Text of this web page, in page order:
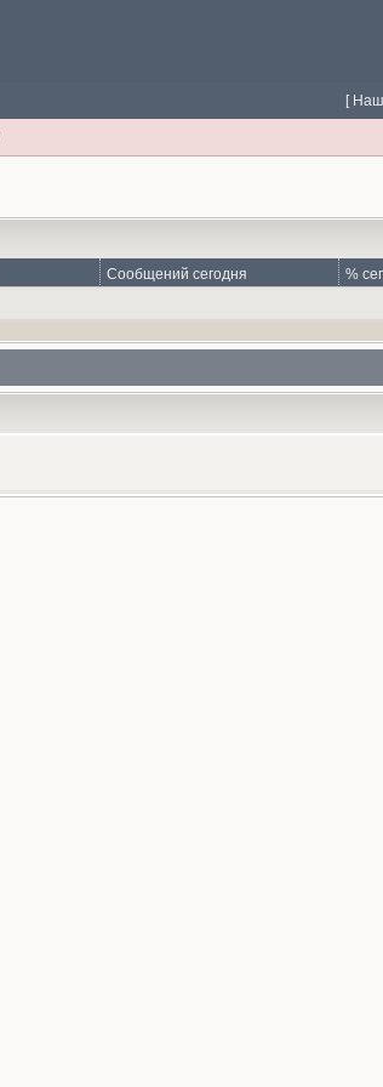
[
Сообщений сегодня
%